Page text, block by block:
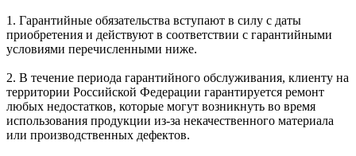
1. Гарантийные обязательства вступают в силу с даты
приобретения и действуют в соответствии с гарантийными
условиями перечисленными ниже.
2. В течение периода гарантийного обслуживания, клиенту на
территории Российской Федерации гарантируется ремонт
любых недостатков, которые могут возникнуть во время
использования продукции из-за некачественного материала
или производственных дефектов.